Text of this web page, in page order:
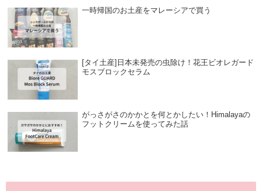
一時帰国のお土産をマレーシアで買う
[タイ土産]日本未発売の虫除け！花王ビオレガード
モスブロックセラム
がっさがさのかかとを何とかしたい！Himalayaの
フットクリームを使ってみた話